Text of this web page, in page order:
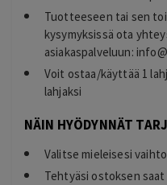
Tuotteeseen tai sen
kysymyksissä ota
asiakaspalveluun:
Voit ostaa/käyttää 1
lahjaksi
NÄIN HYÖDYNNÄT
Valitse mieleisesi
Tehtyäsi ostoksen